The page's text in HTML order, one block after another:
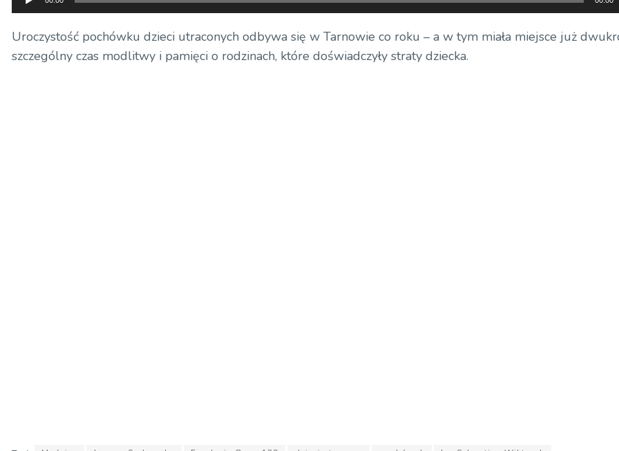
plików
dźwiękowych
Uroczystość pochówku dzieci utraconych odbywa się w Tarnowie co roku – a w tym miała miejsce już
szczególny czas modlitwy i pamięci o rodzinach, które doświadczyły straty dziecka.